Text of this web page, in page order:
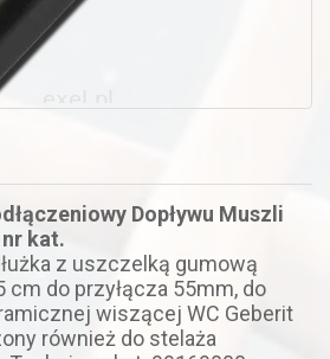
Dopływu Muszli
kat.
z uszczelką gumową
cm do przyłącza 55mm, do
wiszącej WC Geberit
również do stelaża